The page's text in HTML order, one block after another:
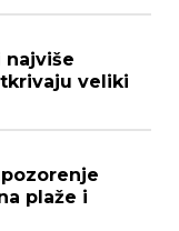
najviše
veliki
plaže i